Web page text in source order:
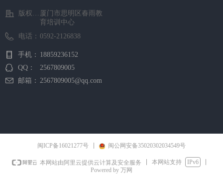
手机： 18859236152
QQ：
2567809005
邮箱： 2567809005@qq.com
版权所有 ©
厦门市思明区春雨教
育培训中心
电话： 0592-2126838
闽ICP备16021277号 闽公网安备35020302034549号
本网站由阿里云提供云计算及安全服务 本网站支持
IPv6
Powered by 万网